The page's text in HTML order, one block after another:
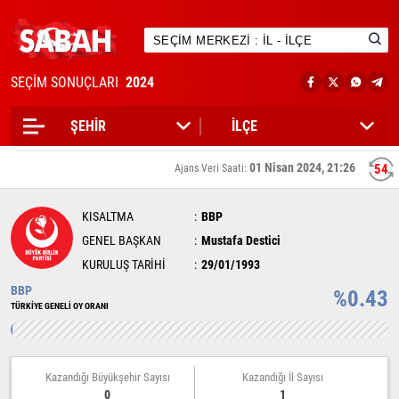
SEÇİM SONUÇLARI 2024
54
Ajans Veri Saati: 01 Nisan 2024, 21:26
KISALTMA
BBP
GENEL BAŞKAN
Mustafa Destici
KURULUŞ TARİHİ
29/01/1993
BBP
TÜRKİYE GENELİ OY ORANI %0.43
Kazandığı Büyükşehir Sayısı
0
Kazandığı İl Sayısı
1